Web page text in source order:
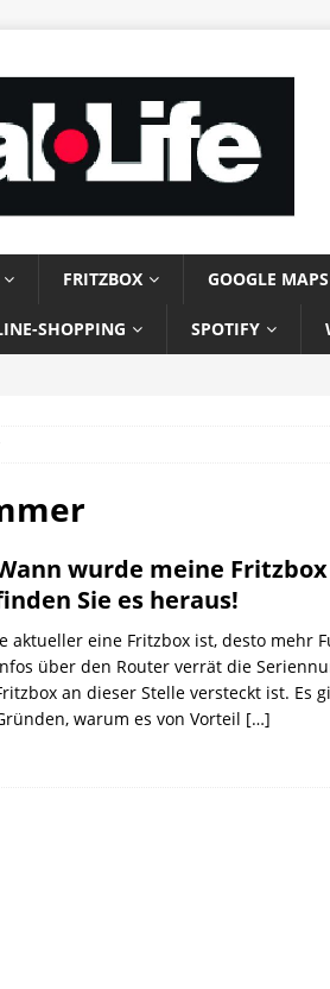
FRITZBOX GOOGLE MAPS
SHOPPING SPOTIFY
wurde meine Fritzbox
Sie es heraus!
aktueller eine Fritzbox ist, desto mehr
über den Router verrät die
an dieser Stelle versteckt ist. Es
warum es von Vorteil […]